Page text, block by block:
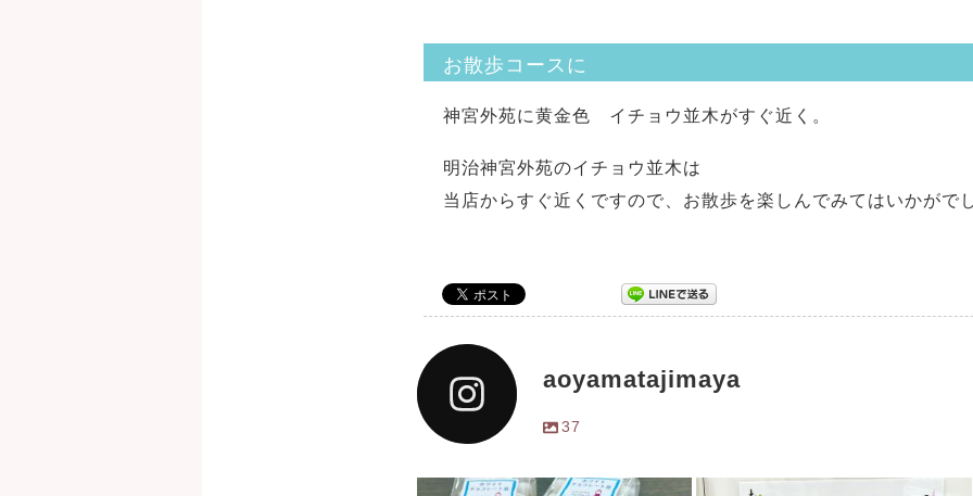
お散歩コースに
神宮外苑に黄金色 イチョウ並木がすぐ近く。
明治神宮外苑のイチョウ並木は
当店からすぐ近くですので、お散歩を楽しんでみてはいかがで
aoyamatajimaya
37